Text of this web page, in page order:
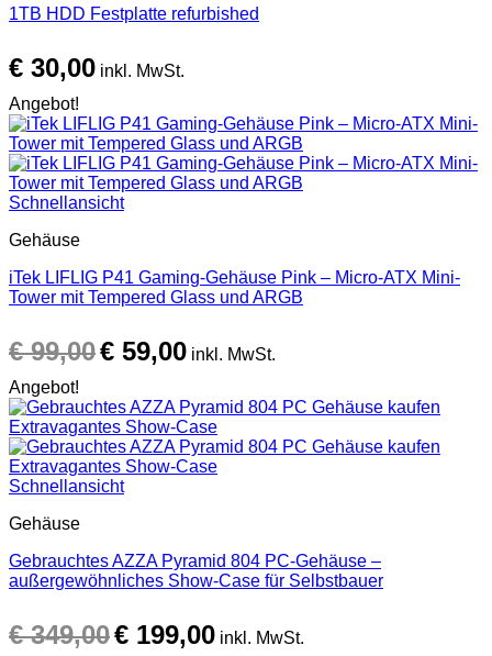
1TB HDD Festplatte refurbished
€ 30,00 inkl. MwSt.
Angebot!
Schnellansicht
Gehäuse
iTek LIFLIG P41 Gaming-Gehäuse Pink – Micro-ATX Mini-
Tower mit Tempered Glass und ARGB
€99,00 Preis
€ 59,00Preis
inkl. MwSt.
Angebot!
Schnellansicht
Gehäuse
Gebrauchtes AZZA Pyramid 804 PC-Gehäuse –
außergewöhnliches Show-Case für Selbstbauer
€349,00 Preis
€ 199,00Preis
inkl. MwSt.